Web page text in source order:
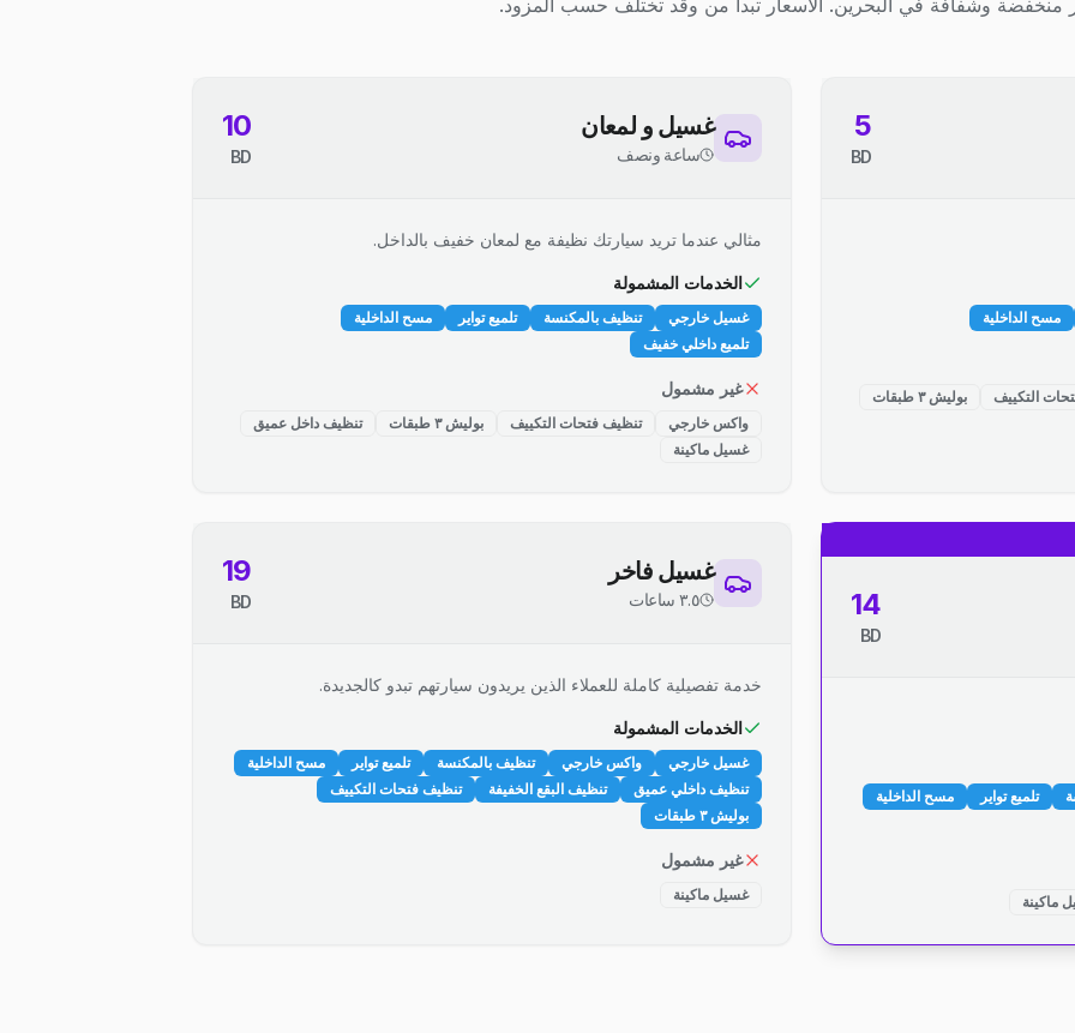
منخفضة وشفافة في البحرين. الأسعار تبدأ من وقد تختلف حسب المزود.
5
BD
مسح الداخلية
التكييف بوليش ٣ طبقات
غسيل و لمعان
ساعة ونصف
10
BD
مثالي عندما تريد سيارتك نظيفة مع لمعان خفيف بالداخل.
الخدمات المشمولة
غسيل خارجي تنظيف بالمكنسة تلميع تواير
مسح الداخلية
تلميع داخلي خفيف
غير مشمول
واكس خارجي تنظيف فتحات التكييف بوليش ٣ طبقات
تنظيف داخل عميق
غسيل ماكينة
14
BD
تلميع تواير مسح الداخلية
ماكينة
غسيل فاخر
٣.٥ ساعات
19
BD
خدمة تفصيلية كاملة للعملاء الذين يريدون سيارتهم تبدو كالجديدة.
الخدمات المشمولة
غسيل خارجي واكس خارجي تنظيف بالمكنسة تلميع تواير
مسح الداخلية
تنظيف داخلي عميق
تنظيف البقع الخفيفة
تنظيف فتحات التكييف
بوليش ٣ طبقات
غير مشمول
غسيل ماكينة